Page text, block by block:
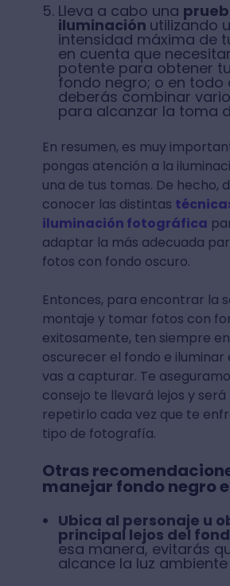
Lleva a cabo una
iluminación utilizando
intensidad máxima de
en cuenta que
potente para obtener
fondo negro; o en todo
deberás combinar
para alcanzar la toma
En resumen, es muy
pongas atención a la
una de tus tomas. De hecho,
conocer las distintas
iluminación fotográfica
adaptar la más adecuada
fotos con fondo oscuro.
Entonces, para encontrar la
montaje y tomar fotos con
exitosamente, ten siempre
oscurecer el fondo e iluminar
vas a capturar. Te
consejo te llevará lejos y será
repetirlo cada vez que te
tipo de fotografía.
Otras
manejar fondo negro
Ubica al personaje u
principal lejos del
esa manera, evitarás
alcance la luz